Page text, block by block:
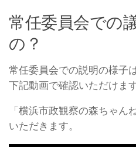
常任委員会での
の？
常任委員会での説明の様子
下記動画で確認いただけます
「横浜市政観察の森ちゃん
いただきます。